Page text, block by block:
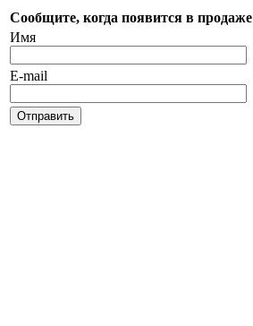
Сообщите, когда появится в продаже
Имя
E-mail